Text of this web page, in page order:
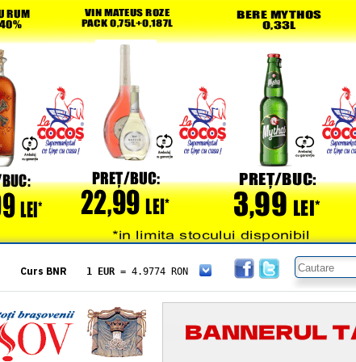
Curs BNR 1 EUR = 4.9774 RON
= 5.8304 RON
1 XAU= 464.4611 RON
1 AED= 1.1933 RON
1 AUD= 2.7957 RON
1 BGN= 2.5449 RON